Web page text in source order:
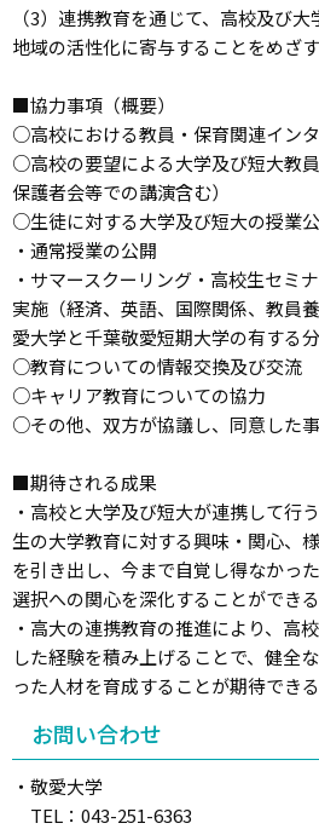
（3）連携教育を通じて、高校及び
地域の活性化に寄与することをめざす
■協力事項（概要）
○高校における教員・保育関連イン
○高校の要望による大学及び短大教
保護者会等での講演含む）
○生徒に対する大学及び短大の授業
・通常授業の公開
・サマースクーリング・高校生セミ
実施（経済、英語、国際関係、教員
愛大学と千葉敬愛短期大学の有する分
○教育についての情報交換及び交流
○キャリア教育についての協力
○その他、双方が協議し、同意した
■期待される成果
・高校と大学及び短大が連携して行
生の大学教育に対する興味・関心、
を引き出し、今まで自覚し得なかっ
選択への関心を深化することができる
・高大の連携教育の推進により、高
した経験を積み上げることで、健全
った人材を育成することが期待できる
お問い合わせ
・敬愛大学
TEL：043-251-6363